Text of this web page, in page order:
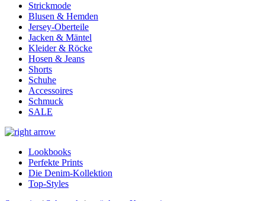
Strickmode
Blusen & Hemden
Jersey-Oberteile
Jacken & Mäntel
Kleider & Röcke
Hosen & Jeans
Shorts
Schuhe
Accessoires
Schmuck
SALE
Lookbooks
Perfekte Prints
Die Denim-Kollektion
Top-Styles